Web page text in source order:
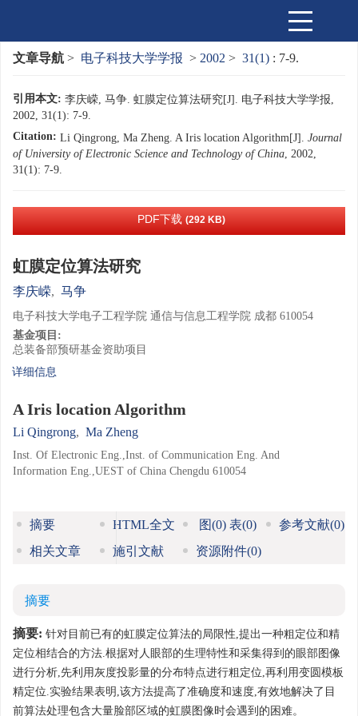
文章导航 > 电子科技大学学报 > 2002 > 31(1) : 7-9.
引用本文: 李庆嵘, 马争. 虹膜定位算法研究[J]. 电子科技大学学报,
2002, 31(1): 7-9.
Citation: Li Qingrong, Ma Zheng. A Iris location Algorithm[J]. Journal
of University of Electronic Science and Technology of China, 2002,
31(1): 7-9.
PDF下载 (292 KB)
虹膜定位算法研究
李庆嵘, 马争
电子科技大学电子工程学院 通信与信息工程学院 成都 610054
基金项目:
总装备部预研基金资助项目
详细信息
A Iris location Algorithm
Li Qingrong, Ma Zheng
Inst. Of Electronic Eng.,Inst. of Communication Eng. And
Information Eng.,UEST of China Chengdu 610054
摘要 HTML全文 图(0) 表(0) 参考文献(0)
相关文章
施引文献 资源附件(0)
摘要
摘要: 针对目前已有的虹膜定位算法的局限性,提出一种粗定位和精
定位相结合的方法.根据对人眼部的生理特性和采集得到的眼部图像
进行分析,先利用灰度投影量的分布特点进行粗定位,再利用变圆模板
精定位.实验结果表明,该方法提高了准确度和速度,有效地解决了目
前算法处理包含大量脸部区域的虹膜图像时会遇到的困难。